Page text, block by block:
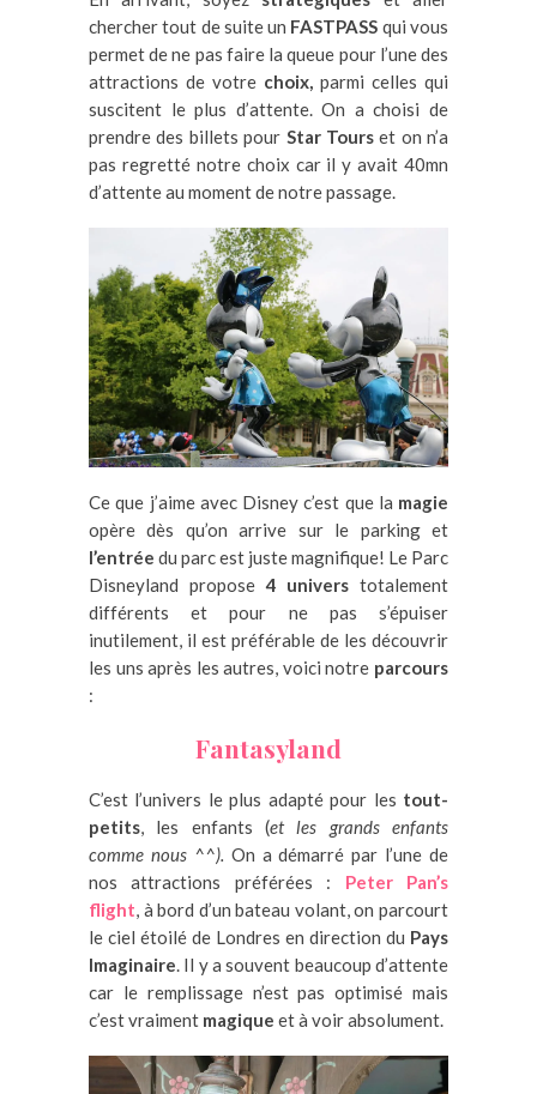
chercher tout de suite un FASTPASS qui vous
permet de ne pas faire la queue pour l’une des
attractions de votre choix, parmi celles qui
suscitent le plus d’attente. On a choisi de
prendre des billets pour Star Tourset on n’a
pas regretté notre choix car il y avait 40mn
d’attente au moment de notre passage.
Ce que j’aime avec Disney c’est que la magie
opère dès qu’on arrive sur le parking et
l’entrée du parc est juste magnifique! Le Parc
Disneyland propose4 univers totalement
différents et pour ne pas s’épuiser
inutilement, il est préférable de les découvrir
les uns après les autres, voici notre parcours
:
Fantasyland
C’est l’univers le plus adapté pour les tout-
petits, les enfants (et les grands enfants
comme nous ^^). On a démarré par l’une de
nos attractions préférées : Peter Pan’s
flight, à bord d’un bateau volant, on parcourt
le ciel étoilé de Londres en direction du Pays
Imaginaire. Il y a souvent beaucoup d’attente
car le remplissage n’est pas optimisé mais
c’est vraiment magique et à voir absolument.